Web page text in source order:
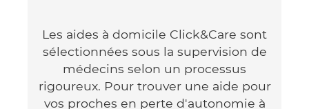
Les aides à domicile Click&Care sont
sélectionnées sous la supervision de
médecins selon un processus
rigoureux. Pour trouver une aide pour
vos proches en perte d'autonomie à